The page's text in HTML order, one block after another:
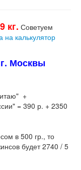
кг. Советуем
на калькулятор
Москвы
+
= 390 р. + 2350
в 500 гр., то
будет 2740 / 5